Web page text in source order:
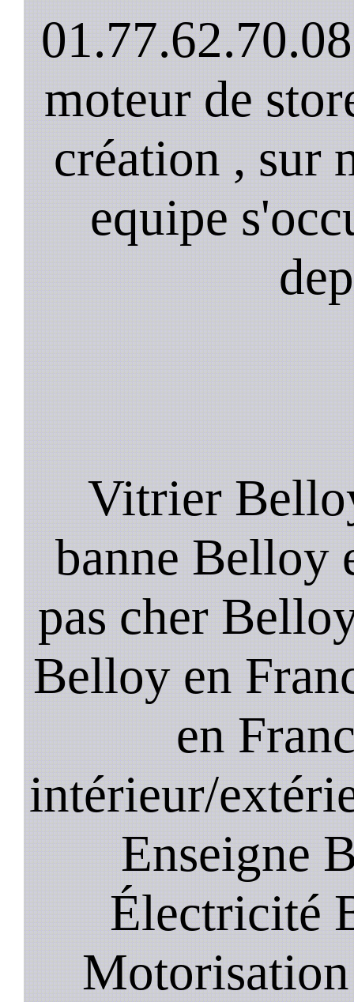
moteur de
création , sur
equipe
Vitrier
banne Belloy
pas cher
Belloy en
en
intérieur/
Enseigne
Électricité